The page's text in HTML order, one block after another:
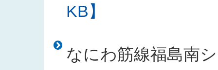
KB】
なにわ筋線福島南